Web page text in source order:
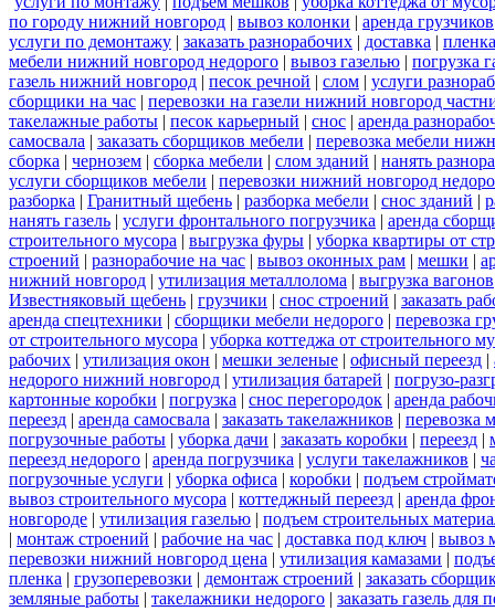
по городу нижний новгород | вывоз колонки | аренда грузчиков
услуги по демонтажу | заказать разнорабочих | доставка | пленка
мебели нижний новгород недорого | вывоз газелью | погрузка
газель нижний новгород | песок речной | слом | услуги
сборщики на час | перевозки на газели нижний новгород
такелажные работы | песок карьерный | снос | аренда
самосвала | заказать сборщиков мебели | перевозка мебели
сборка | чернозем | сборка мебели | слом зданий | нанять
услуги сборщиков мебели | перевозки нижний новгород
разборка | Гранитный щебень | разборка мебели | снос зданий |
нанять газель | услуги фронтального погрузчика | аренда
строительного мусора | выгрузка фуры | уборка квартиры от
строений | разнорабочие на час | вывоз оконных рам | мешки |
нижний новгород | утилизация металлолома | выгрузка вагонов
Известняковый щебень | грузчики | снос строений | заказать
аренда спецтехники | сборщики мебели недорого | перевозка
от строительного мусора | уборка коттеджа от строительного
рабочих | утилизация окон | мешки зеленые | офисный переезд |
недорого нижний новгород | утилизация батарей | погрузо-
картонные коробки | погрузка | снос перегородок | аренда
переезд | аренда самосвала | заказать такелажников | перевозка
погрузочные работы | уборка дачи | заказать коробки | переезд |
переезд недорого | аренда погрузчика | услуги такелажников |
погрузочные услуги | уборка офиса | коробки | подъем
вывоз строительного мусора | коттеджный переезд | аренда
новгороде | утилизация газелью | подъем строительных
| монтаж строений | рабочие на час | доставка под ключ | вывоз
перевозки нижний новгород цена | утилизация камазами |
пленка | грузоперевозки | демонтаж строений | заказать
земляные работы | такелажники недорого | заказать газель